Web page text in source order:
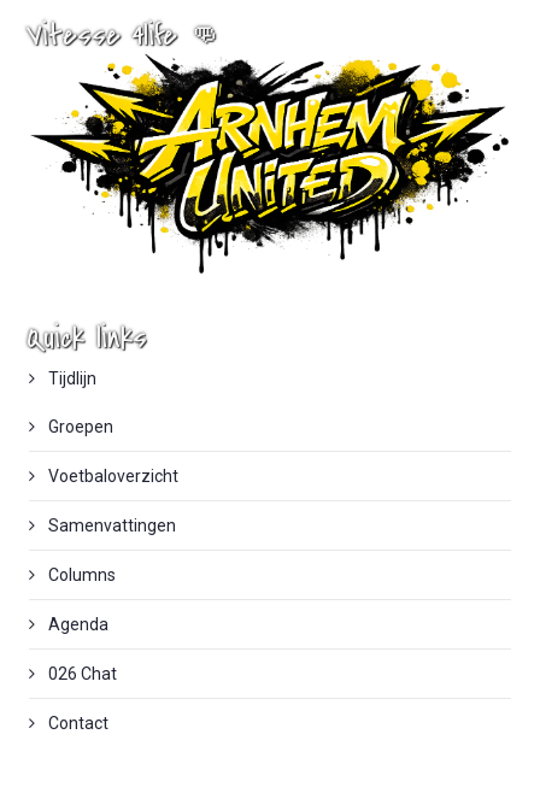
Vitesse 4life 👊
Quick links
Tijdlijn
Groepen
Voetbaloverzicht
Samenvattingen
Columns
Agenda
026 Chat
Contact